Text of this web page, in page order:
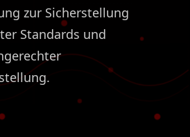
zur Sicherstellung
Standards und